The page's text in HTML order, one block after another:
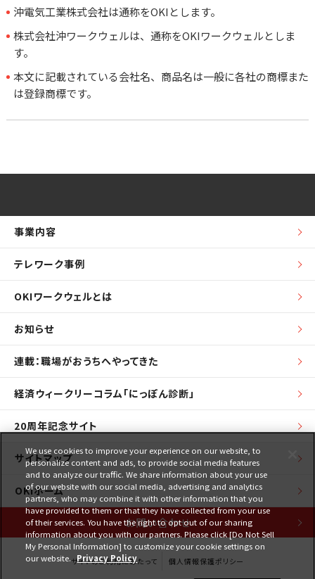
沖電気工業株式会社は通称をOKIとします。
株式会社沖ワークウェルは、通称をOKIワークウェルとしま
す。
本文に記載されている会社名、商品名は一般に各社の商標また
は登録商標です。
事業内容
テレワーク事例
OKIワークウェルとは
お知らせ
連載：職場がおうちへやってきた
経済ウィークリーコラム「にっぽん診断」
20周年記念サイト
サイトマップ
OKIホーム
お問い合わせ
サイトのご利用にあたって 個人情報保護ポリシー
We use cookies to improve your experience on our website, to
personalize content and ads, to provide social media features
and to analyze our traffic. We share information about your use
of our website with our social media, advertising and analytics
partners, who may combine it with other information that you
have provided to them or that they have collected from your use
of their services. You have the right to opt out of our sharing
information about you with our partners. Please click [Do Not Sell
My Personal Information] to customize your cookie settings on
our website. Privacy Policy